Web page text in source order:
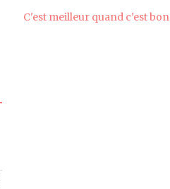
C'est meilleur quand c'est bon